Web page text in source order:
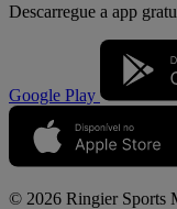
Descarregue a app
Google Play
© 2026 Ringier Sports